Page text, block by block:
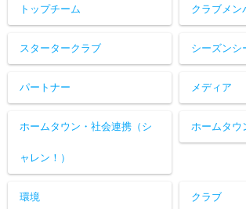
トップチーム クラブメン
スタータークラブ シーズンシ
パートナー メディア
ホームタウン・社会連携（シ
ャレン！）
ホームタウ
環境 クラブ